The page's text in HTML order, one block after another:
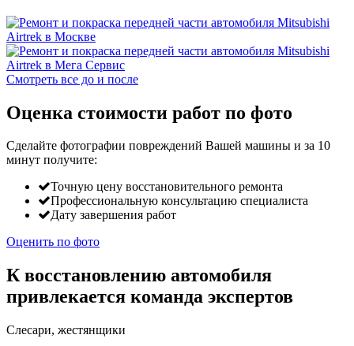
Смотреть все до и после
Оценка стоимости работ по фото
Сделайте фотографии повреждений Вашей машины и за 10
минут получите:
Точную цену восстановительного ремонта
Профессиональную консультацию специалиста
Дату завершения работ
Оценить по фото
К восстановлению автомобиля
привлекается команда экспертов
Слесари, жестянщики